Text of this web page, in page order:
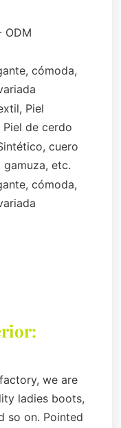
ODM
cómoda,
Piel
Piel de cerdo
cuero
etc.
cómoda,
we are
ladies boots,
so on. Pointed